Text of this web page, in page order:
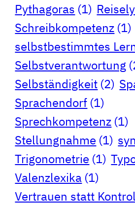
Pythagoras (1)
Schreibkompetenz (1)
selbstbestimmtes
Selbstverantwortung
Selbständigkeit (2)
Sprachendorf (1)
Sprechkompetenz (1)
Stellungnahme (1)
Trigonometrie (1)
Valenzlexika (1)
Vertrauen statt